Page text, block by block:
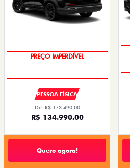
PESSOA FÍSICA
De: R$ 173.490,00
R$ 134.990,00
Quero agora!